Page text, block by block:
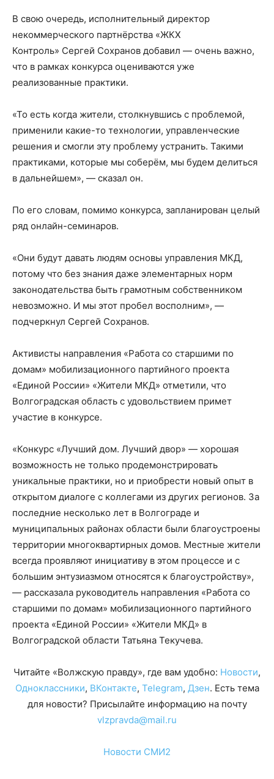
В свою очередь, исполнительный директор
некоммерческого партнёрства «ЖКХ
Контроль» Сергей Сохранов добавил — очень важно,
что в рамках конкурса оцениваются уже
реализованные практики.
«То есть когда жители, столкнувшись с проблемой,
применили какие-то технологии, управленческие
решения и смогли эту проблему устранить. Такими
практиками, которые мы соберём, мы будем делиться
в дальнейшем», — сказал он.
По его словам, помимо конкурса, запланирован целый
ряд онлайн-семинаров.
«Они будут давать людям основы управления МКД,
потому что без знания даже элементарных норм
законодательства быть грамотным собственником
невозможно. И мы этот пробел восполним», —
подчеркнул Сергей Сохранов.
Активисты направления «Работа со старшими по
домам» мобилизационного партийного проекта
«Единой России» «Жители МКД» отметили, что
Волгоградская область с удовольствием примет
участие в конкурсе.
«Конкурс «Лучший дом. Лучший двор» — хорошая
возможность не только продемонстрировать
уникальные практики, но и приобрести новый опыт в
открытом диалоге с коллегами из других регионов. За
последние несколько лет в Волгограде и
муниципальных районах области были благоустроены
территории многоквартирных домов. Местные жители
всегда проявляют инициативу в этом процессе и с
большим энтузиазмом относятся к благоустройству»,
— рассказала руководитель направления «Работа со
старшими по домам» мобилизационного партийного
проекта «Единой России» «Жители МКД» в
Волгоградской области Татьяна Текучева.
Читайте «Волжскую правду», где вам удобно: Новости,
Одноклассники, ВКонтакте, Telegram, Дзен. Есть тема
для новости? Присылайте информацию на почту
vlzpravda@mail.ru
Новости СМИ2